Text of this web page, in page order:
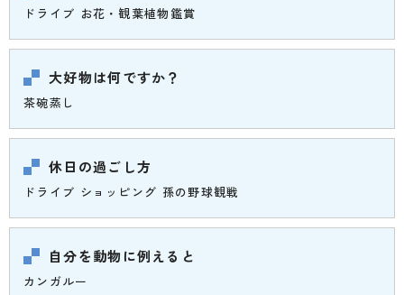
ドライブ お花・観葉植物鑑賞
大好物は何ですか？
茶碗蒸し
休日の過ごし方
ドライブ ショッピング 孫の野球観戦
自分を動物に例えると
カンガルー